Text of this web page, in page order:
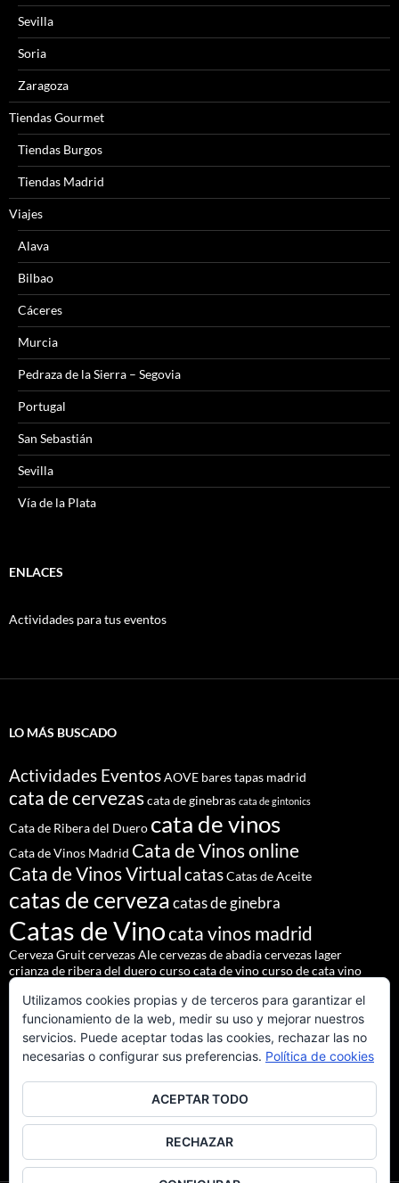
Sevilla
Soria
Zaragoza
Tiendas Gourmet
Tiendas Burgos
Tiendas Madrid
Viajes
Alava
Bilbao
Cáceres
Murcia
Pedraza de la Sierra – Segovia
Portugal
San Sebastián
Sevilla
Vía de la Plata
ENLACES
Actividades para tus eventos
LO MÁS BUSCADO
Actividades EventosAOVE bares tapas madrid
cata de cervezascata de ginebras cata de gintonics
Cata de Ribera del Duero cata de vinos
Cata de Vinos Madrid Cata de Vinos online
Cata de Vinos VirtualcatasCatas de Aceite
catas de cervezacatas de ginebra
Catas de Vinocata vinos madrid
Cerveza Gruitcervezas Alecervezas de abadiacervezas lager
crianza de ribera del duerocurso cata de vinocurso de cata vino
Denominación de Origen Ribera del Duero
eventos de autoreventos madrid Godello lúpulo
martueMESÓN DEL CID Nacho Terolpilsner urquell
restaurante madridrestaurantes alrededores madrid
restaurantes madrid saaz salir madrid staropramen
tapear en Madridteam building
Vinos de Ribera del DueroVinos Tintos Andaluces
Utilizamos cookies propias y de terceros para garantizar el
funcionamiento de la web, medir su uso y mejorar nuestros
servicios. Puede aceptar todas las cookies, rechazar las no
necesarias o configurar sus preferencias. Política de cookies
ACEPTAR TODO
RECHAZAR